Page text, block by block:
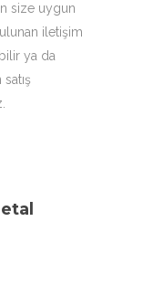
size uygun
iletişim
ya da